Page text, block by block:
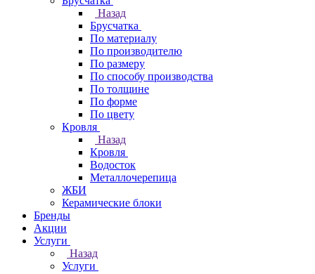
Назад
Брусчатка
По материалу
По производителю
По размеру
По способу производства
По толщине
По форме
По цвету
Кровля
Назад
Кровля
Водосток
Металлочерепица
ЖБИ
Керамические блоки
Бренды
Акции
Услуги
Назад
Услуги